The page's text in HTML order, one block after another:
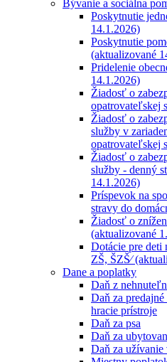
Bývanie a sociálna
Poskytnutie
14.1.2026)
Poskytnutie
(aktualizované
Pridelenie
14.1.2026)
Žiadosť o
opatrovateľskej
Žiadosť o
služby v
opatrovateľskej
Žiadosť o
služby - denný
14.1.2026)
Príspevok na
stravy do
Žiadosť o
(aktualizované
Dotácie pre deti
ZŠ, ŠZŠ⁄
Dane a poplatky
Daň z
Daň za
hracie prístroje
Daň za psa
Daň za
Daň za užívanie